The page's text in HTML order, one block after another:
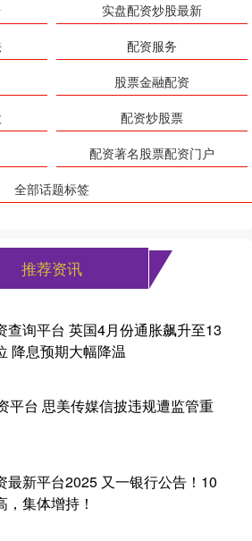
实盘配资炒股最新
配资服务
股票金融配资
配资炒股票
配资著名股票配资门户
全部话题标签
推荐资讯
查询平台 英国4月份通胀飙升至13
降息预期大幅降温
平台 思美传媒信披违规遭监管重
最新平台2025 又一银行公告！10
，集体增持！